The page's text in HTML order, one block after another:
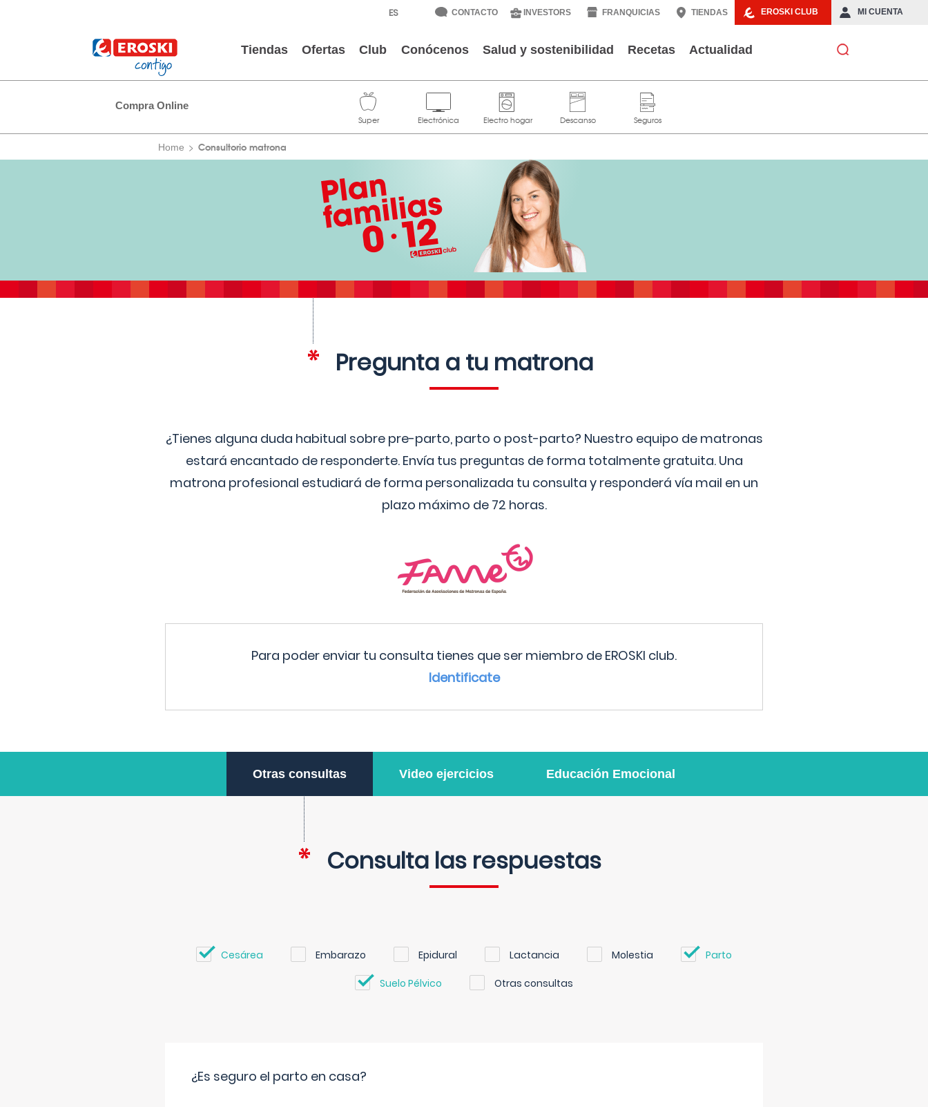
EROSKI CLUB MI CUENTA
CONTACTO INVESTORS FRANQUICIAS TIENDAS
Tiendas Ofertas Club Conócenos Salud y sostenibilidad Recetas Actualidad
Compra Online
Home Consultorio matrona
Pregunta a tu matrona
¿Tienes alguna duda habitual sobre pre-parto, parto o post-parto? Nuestro equipo de matronas
estará encantado de responderte. Envía tus preguntas de forma totalmente gratuita. Una
matrona profesional estudiará de forma personalizada tu consulta y responderá vía mail en un
plazo máximo de 72 horas.
Para poder enviar tu consulta tienes que ser miembro de EROSKI club.
Identificate
Otras consultas Video ejercicios Educación Emocional
Consulta las respuestas
Cesárea Embarazo Epidural Lactancia Molestia Parto
Suelo Pélvico Otras consultas
¿Es seguro el parto en casa?